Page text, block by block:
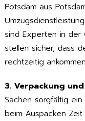
Potsdam aus
sind Experten in der
stellen sicher, dass
rechtzeitig
3. Verpackung
Sachen sorgfältig
beim Auspacken